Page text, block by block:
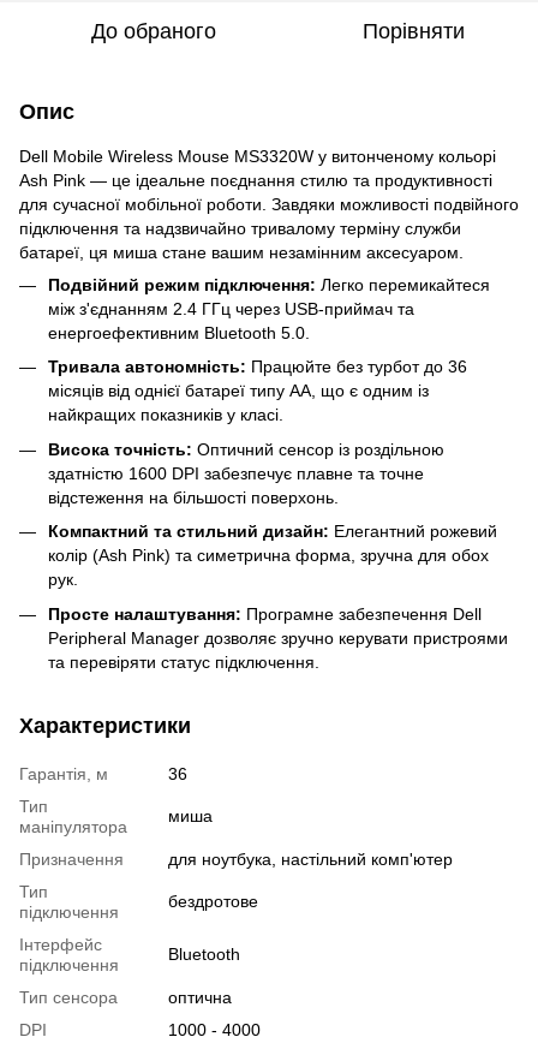
До обраного Порівняти
Опис
Dell Mobile Wireless Mouse MS3320W у витонченому кольорі
Ash Pink — це ідеальне поєднання стилю та продуктивності
для сучасної мобільної роботи. Завдяки можливості подвійного
підключення та надзвичайно тривалому терміну служби
батареї, ця миша стане вашим незамінним аксесуаром.
Подвійний режим підключення: Легко перемикайтеся
між з'єднанням 2.4 ГГц через USB-приймач та
енергоефективним Bluetooth 5.0.
Тривала автономність: Працюйте без турбот до 36
місяців від однієї батареї типу AA, що є одним із
найкращих показників у класі.
Висока точність: Оптичний сенсор із роздільною
здатністю 1600 DPI забезпечує плавне та точне
відстеження на більшості поверхонь.
Компактний та стильний дизайн: Елегантний рожевий
колір (Ash Pink) та симетрична форма, зручна для обох
рук.
Просте налаштування: Програмне забезпечення Dell
Peripheral Manager дозволяє зручно керувати пристроями
та перевіряти статус підключення.
Характеристики
Гарантія, м
36
Тип
маніпулятора
миша
Призначення
для ноутбука, настільний комп'ютер
Тип
підключення
бездротове
Інтерфейс
підключення
Bluetooth
Тип сенсора
оптична
DPI
1000 - 4000